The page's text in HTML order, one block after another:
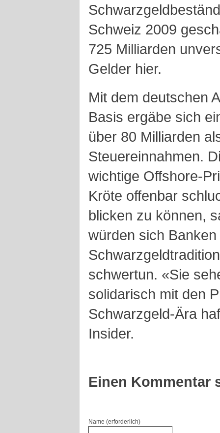
Schweiz 2009
725 Milliarden
Gelder hier.
Mit dem deutschen
Basis ergäbe sich
über 80 Milliarden
Steuereinnahmen.
wichtige Offshore-
Kröte offenbar
blicken zu können,
würden sich
schwertun. «Sie
solidarisch mit den
Schwarzgeld-Ära
Insider.
Einen Kommentar
Name (erforderlich)